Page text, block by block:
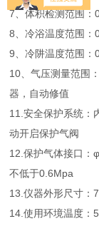
7、体积检测范围：
8、冷浴温度范围
9、冷阱温度范围
10、气压测量范围
器，自动修值
11.安全保护系统：
动开启保护气阀
12.保护气体接口：
不低于0.6Mpa
13.仪器外形尺寸：
14.使用环境温度